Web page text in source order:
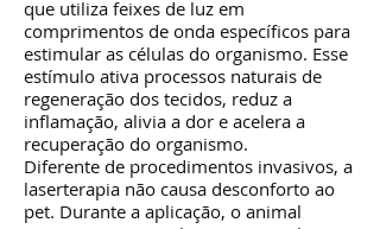
que utiliza feixes de luz em
comprimentos de onda específicos para
estimular as células do organismo. Esse
estímulo ativa processos naturais de
regeneração dos tecidos, reduz a
inflamação, alivia a dor e acelera a
recuperação do organismo.
Diferente de procedimentos invasivos, a
laserterapia não causa desconforto ao
pet. Durante a aplicação, o animal